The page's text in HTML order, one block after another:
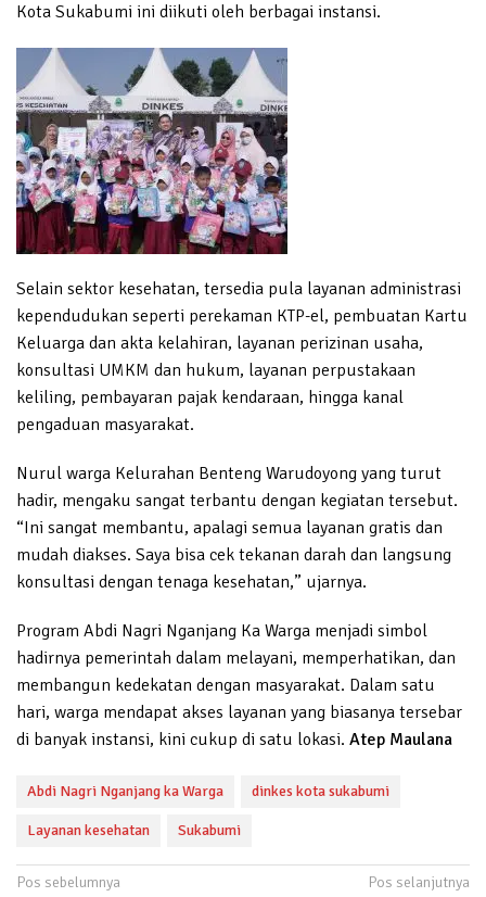
Kota Sukabumi ini diikuti oleh berbagai instansi.
Selain sektor kesehatan, tersedia pula layanan administrasi
kependudukan seperti perekaman KTP-el, pembuatan Kartu
Keluarga dan akta kelahiran, layanan perizinan usaha,
konsultasi UMKM dan hukum, layanan perpustakaan
keliling, pembayaran pajak kendaraan, hingga kanal
pengaduan masyarakat.
Nurul warga Kelurahan Benteng Warudoyong yang turut
hadir, mengaku sangat terbantu dengan kegiatan tersebut.
“Ini sangat membantu, apalagi semua layanan gratis dan
mudah diakses. Saya bisa cek tekanan darah dan langsung
konsultasi dengan tenaga kesehatan,” ujarnya.
Program Abdi Nagri Nganjang Ka Warga menjadi simbol
hadirnya pemerintah dalam melayani, memperhatikan, dan
membangun kedekatan dengan masyarakat. Dalam satu
hari, warga mendapat akses layanan yang biasanya tersebar
di banyak instansi, kini cukup di satu lokasi. Atep Maulana
Abdi Nagri Nganjang ka Warga dinkes kota sukabumi
Layanan kesehatan Sukabumi
Navigasi
Pos sebelumnya Pos selanjutnya